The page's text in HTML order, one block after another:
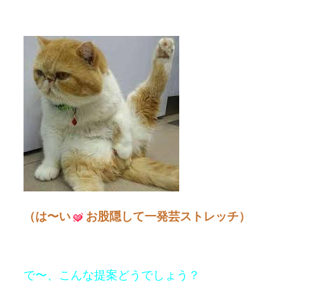
（は〜い お股隠して一発芸ストレッチ）
で〜、こんな提案どうでしょう？